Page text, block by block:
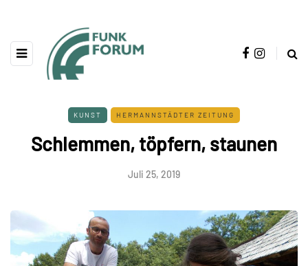
KUNST HERMANNSTÄDTER ZEITUNG
Schlemmen, töpfern, staunen
Juli 25, 2019